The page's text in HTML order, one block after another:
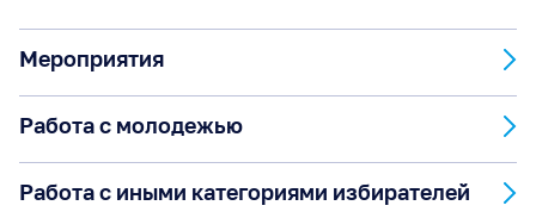
Повышение правовой культуры
Мероприятия
Работа с молодежью
Работа с иными категориями избирателей